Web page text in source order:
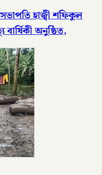
হাজ্বী শফিকুল
অনুষ্ঠিত,